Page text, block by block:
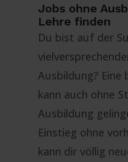
Jobs ohne
Lehre finden
Du bist auf der
Ausbildung? Eine
kann auch ohne
Ausbildung
Einstieg ohne
kann dir völlig